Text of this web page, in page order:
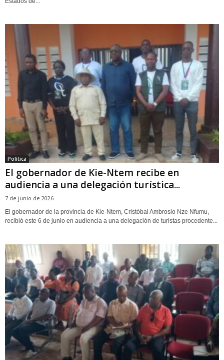
Política
El gobernador de Kie-Ntem recibe en
audiencia a una delegación turística...
7 de junio de 2026
El gobernador de la provincia de Kie-Ntem, Cristóbal Ambrosio Nze Nfumu,
recibió este 6 de junio en audiencia a una delegación de turistas procedente...